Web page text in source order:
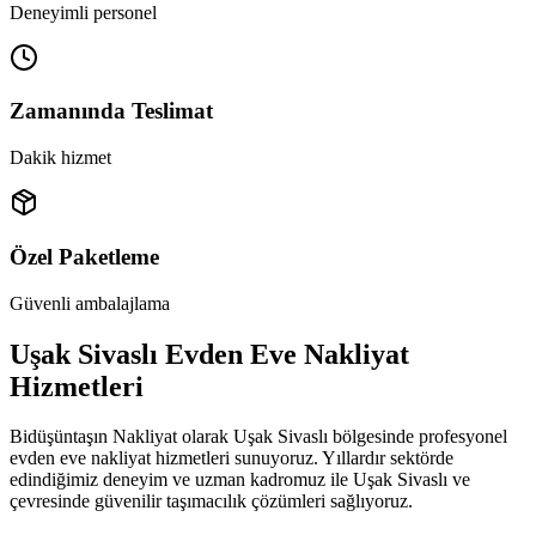
Deneyimli personel
Zamanında Teslimat
Dakik hizmet
Özel Paketleme
Güvenli ambalajlama
Uşak Sivaslı Evden Eve Nakliyat
Hizmetleri
Bidüşüntaşın Nakliyat olarak Uşak Sivaslı bölgesinde profesyonel
evden eve nakliyat hizmetleri sunuyoruz. Yıllardır sektörde
edindiğimiz deneyim ve uzman kadromuz ile Uşak Sivaslı ve
çevresinde güvenilir taşımacılık çözümleri sağlıyoruz.